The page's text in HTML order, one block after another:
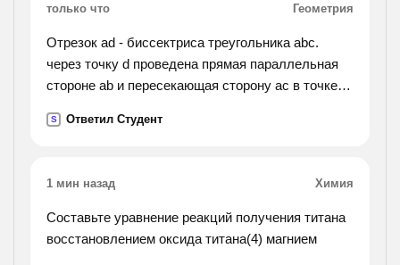
только что Геометрия
Отрезок ad - биссектриса треугольника abc.
через точку d проведена прямая параллельная
стороне ab и пересекающая сторону ac в точке f.
72 градуса.
S Ответил Студент
1 мин назад Химия
Составьте уравнение реакций получения титана
восстановлением оксида титана(4) магнием